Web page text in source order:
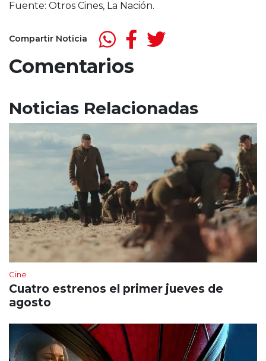
Fuente: Otros Cines, La Nación.
Compartir Noticia
Comentarios
Noticias Relacionadas
Cine
Cuatro estrenos el primer jueves de
agosto